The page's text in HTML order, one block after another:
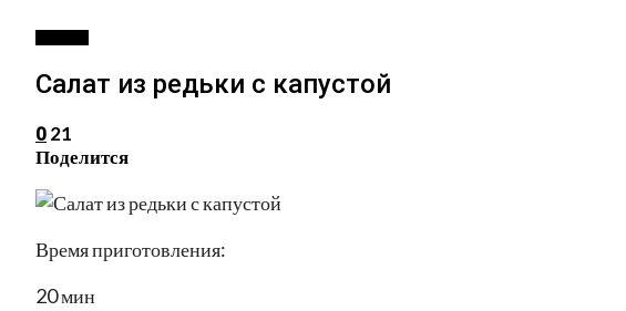
Салат из редьки с капустой
0 21
Поделится
Время приготовления:
20 мин